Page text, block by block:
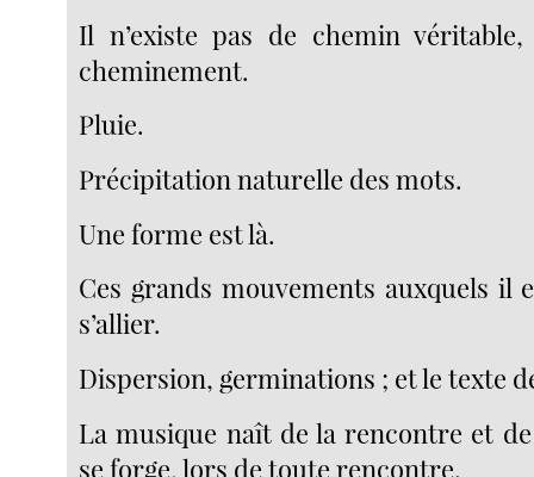
Il n’existe pas de chemin véritable,
cheminement.
Pluie.
Précipitation naturelle des mots.
Une forme est là.
Ces grands mouvements auxquels il
s’allier.
Dispersion, germinations ; et le texte
La musique naît de la rencontre et
se forge, lors de toute rencontre.